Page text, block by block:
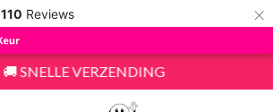
110 Reviews ×
🚚 SNELLE VERZENDING